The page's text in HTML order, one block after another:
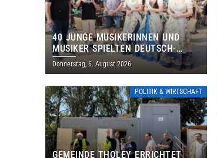
40 JUNGE MUSIKERINNEN UND
MUSIKER SPIELTEN DEUTSCH-
BRASILIANISCHES PROGRAMM IN
THOLEY
Donnerstag, 6. August 2026
POLITIK & WIRTSCHAFT
GEMEINDE THOLEY ERRICHTET